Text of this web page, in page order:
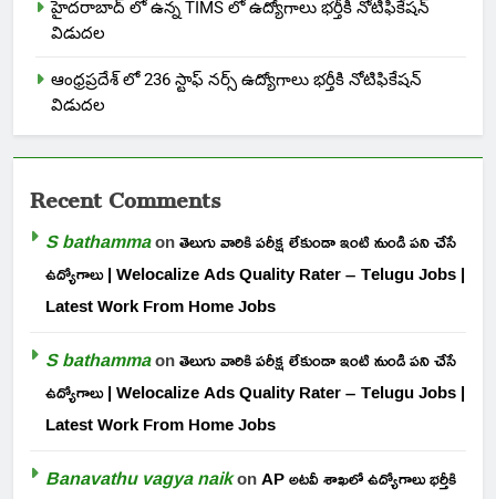
హైదరాబాద్ లో ఉన్న TIMS లో ఉద్యోగాలు భర్తీకి నోటిఫికేషన్
విడుదల
ఆంధ్రప్రదేశ్ లో 236 స్టాఫ్ నర్స్ ఉద్యోగాలు భర్తీకి నోటిఫికేషన్
విడుదల
Recent Comments
S bathammaonతెలుగు వారికి పరీక్ష లేకుండా ఇంటి నుండి పని చేసే
ఉద్యోగాలు | Welocalize Ads Quality Rater – Telugu Jobs |
Latest Work From Home Jobs
S bathammaonతెలుగు వారికి పరీక్ష లేకుండా ఇంటి నుండి పని చేసే
ఉద్యోగాలు | Welocalize Ads Quality Rater – Telugu Jobs |
Latest Work From Home Jobs
Banavathu vagya naikonAP అటవీ శాఖలో ఉద్యోగాలు భర్తీకి